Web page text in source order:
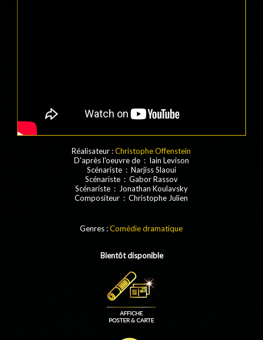
Réalisateur :Christophe Offenstein
D'après l'oeuvre de : Iain Levison
Scénariste : Narjiss Slaoui
Scénariste : Gabor Rassov
Scénariste : Jonathan Koulavsky
Compositeur : Christophe Julien
Genres :Comédie dramatique
Bientôt disponible